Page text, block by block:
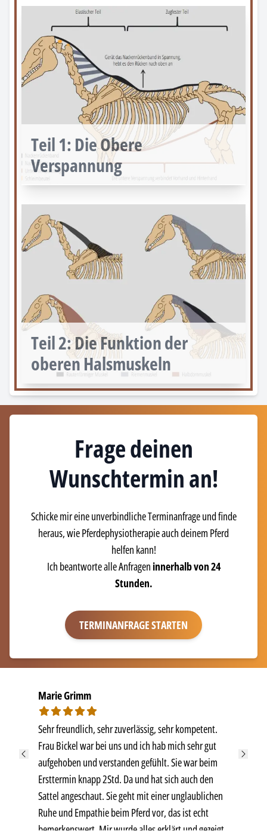
Teil1: Die Obere
Verspannung
Teil2:Die Funktion der
oberen Halsmuskeln
Frage deinen
Wunschtermin an!
Schicke mir eine unverbindliche Terminanfrage und finde
heraus, wie Pferdephysiotherapie auch deinem Pferd
helfen kann!
Ich beantworte alle Anfragen innerhalb von 24
Stunden.
TERMINANFRAGE STARTEN
Marie Grimm
Sehr freundlich, sehr zuverlässig, sehr kompetent.
Frau Bickel war bei uns und ich hab mich sehr gut
aufgehoben und verstanden gefühlt. Sie war beim
Ersttermin knapp 2Std. Da und hat sich auch den
Sattel angeschaut. Sie geht mit einer unglaublichen
Ruhe und Empathie beim Pferd vor, das ist echt
bemerkenswert. Mir wurde alles erklärt und gezeigt